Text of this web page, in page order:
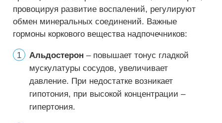
провоцируя развитие воспалений, регулируют
обмен минеральных соединений. Важные
гормоны коркового вещества надпочечников:
Альдостерон – повышает тонус гладкой
мускулатуры сосудов, увеличивает
давление. При недостатке возникает
гипотония, при высокой концентрации –
гипертония.